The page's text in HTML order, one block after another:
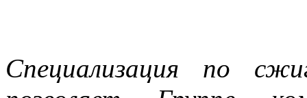
Специализация по